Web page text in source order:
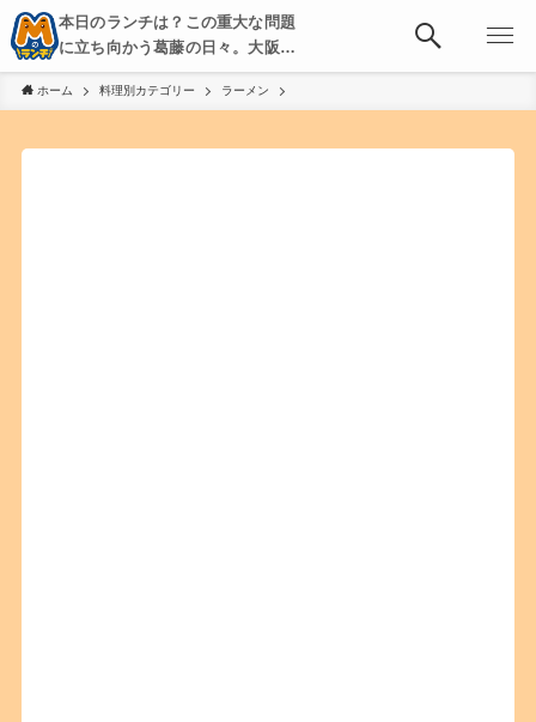
本日のランチは？この重大な問題
に立ち向かう葛藤の日々。大阪・
京都・神戸を中心とした食べ歩
き、飲み歩きを綴る。
ホーム 料理別カテゴリー ラーメン